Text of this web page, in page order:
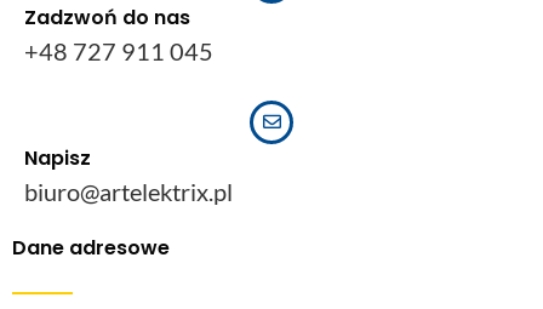
Zadzwoń do nas
+48 727 911 045
Napisz
biuro@artelektrix.pl
Dane adresowe